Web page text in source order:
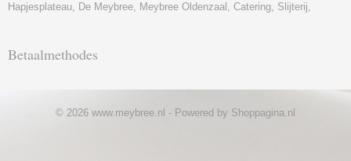
Hapjesplateau, De Meybree, Meybree Oldenzaal, Catering, Slijterij,
Betaalmethodes
© 2026 www.meybree.nl - Powered by Shoppagina.nl